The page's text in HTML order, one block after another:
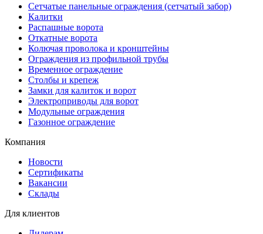
Сетчатые панельные ограждения (сетчатый забор)
Калитки
Распашные ворота
Откатные ворота
Колючая проволока и кронштейны
Ограждения из профильной трубы
Временное ограждение
Столбы и крепеж
Замки для калиток и ворот
Электроприводы для ворот
Модульные ограждения
Газонное ограждение
Компания
Новости
Сертификаты
Вакансии
Склады
Для клиентов